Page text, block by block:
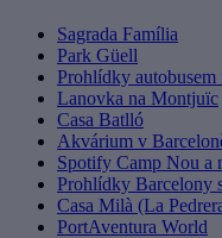
Sagrada Família
Park Güell
Prohlídky autobusem
Lanovka na Montjuïc
Casa Batlló
Akvárium v
Spotify Camp Nou a
Prohlídky Barcelony
Casa Milà (La
PortAventura World